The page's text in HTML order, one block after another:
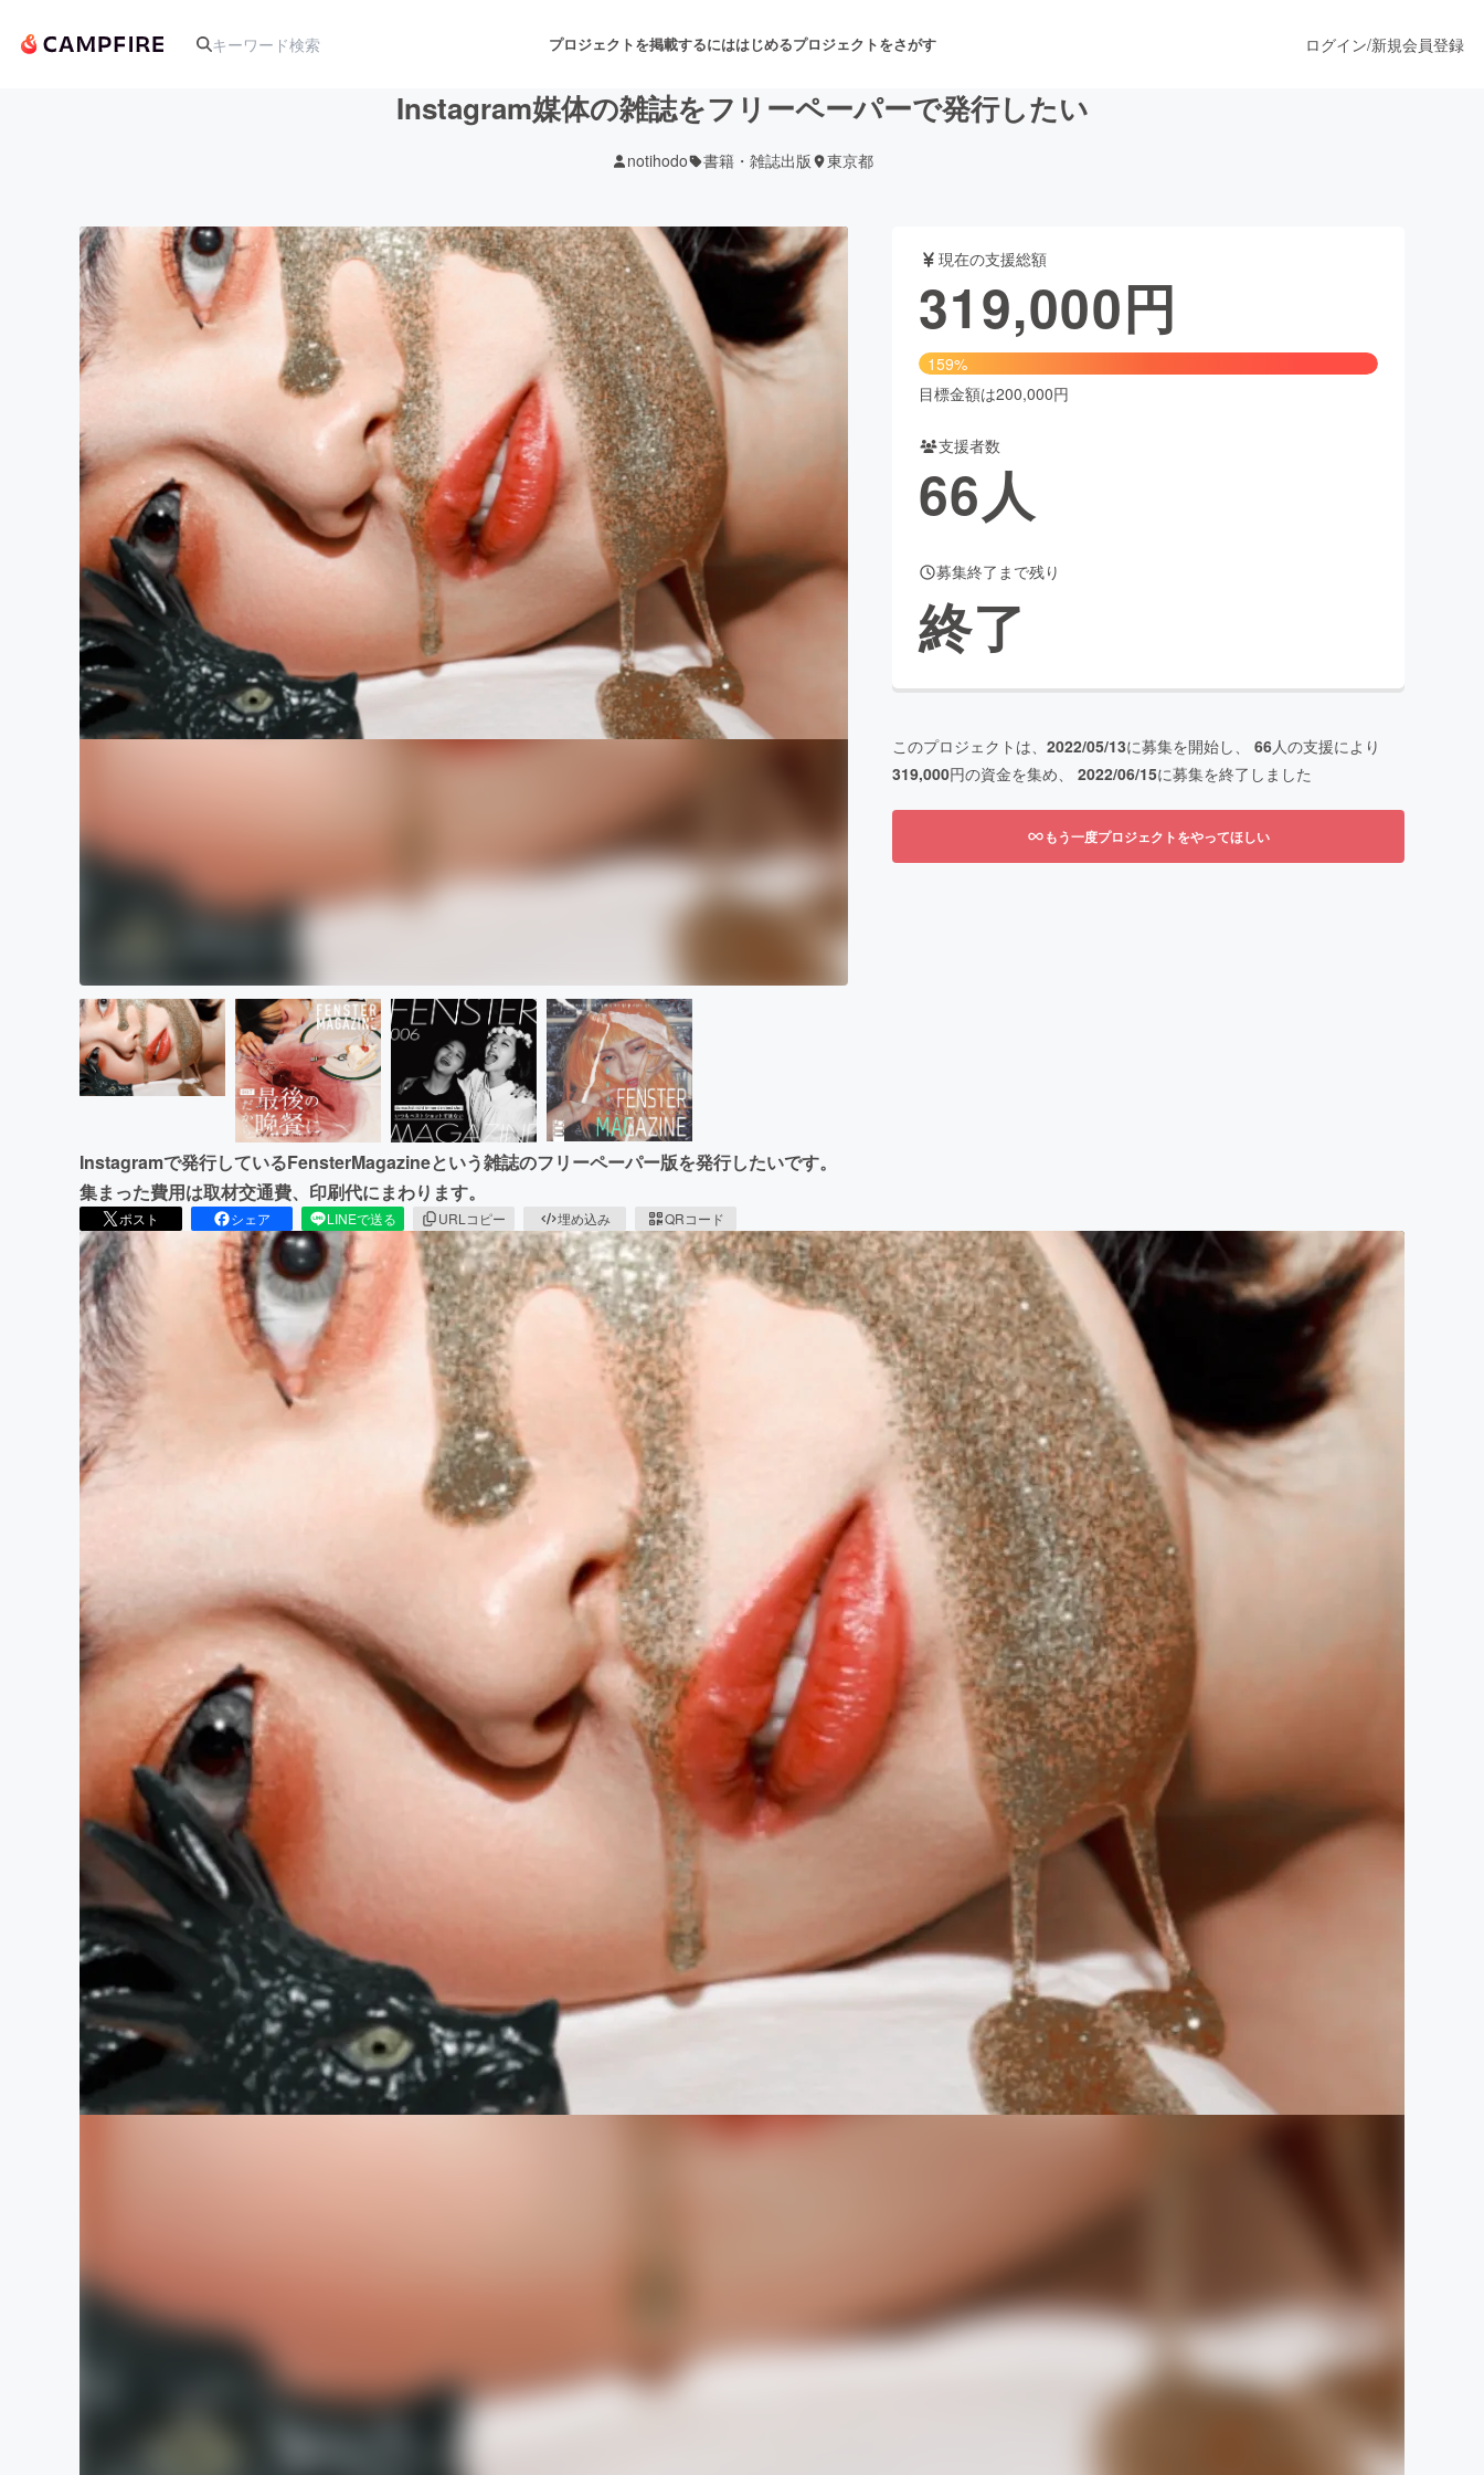
プロジェクトを掲載するにははじめるプロジェクトをさがす
アート・写真 音楽 舞台・パフォーマンス
テクノロジー・ガジェット ゲーム・サービス開発 フード・飲食店 ファッション
映像・映画 書籍・雑誌出版
ビジネス・起業 チャレンジ ビューティー・ヘルスケア
まちづくり・地域活性化
CAMPFIRE for Social Good
CAMPFIRE Creation
CAMPFIREふるさと納税machi-ya
ログイン/新規会員登録
Instagram媒体の雑誌をフリーペーパーで発行したい
notihodo 書籍・雑誌出版 東京都
Instagramで発行しているFensterMagazineという雑誌のフリーペーパー版を発行したいです。
集まった費用は取材交通費、印刷代にまわります。
ポスト シェア LINEで送る URLコピー 埋め込み QRコード
現在の支援総額
319,000円
159%
目標金額は200,000円
支援者数
66人
募集終了まで残り
終了
このプロジェクトは、 2022/05/13に募集を開始し、 66人の支援により
319,000円の資金を集め、 2022/06/15に募集を終了しました
もう一度プロジェクトをやってほしい